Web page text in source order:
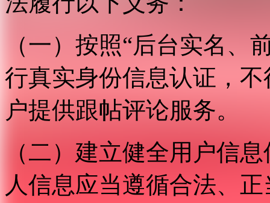
（一）按照“后台实名、
行真实身份信息认证，
户提供跟帖评论服务。
（二）建立健全用户信
人信息应当遵循合法、